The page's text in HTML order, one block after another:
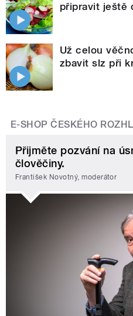
připravit ještě
Už celou
zbavit slz při
E-SHOP ČESKÉHO
Přijměte pozvání na
člověčiny.
František Novotný, moderátor